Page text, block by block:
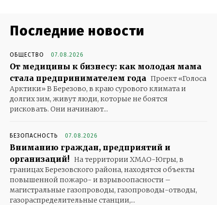
Последние новости
ОБЩЕСТВО 07.08.2026
От медицины к бизнесу: как молодая мама
стала предпринимателем года Проект «Голоса
Арктики» В Березово, в краю сурового климата и
долгих зим, живут люди, которые не боятся
рисковать. Они начинают...
БЕЗОПАСНОСТЬ 07.08.2026
Вниманию граждан, предприятий и
организаций! На территории ХМАО-Югры, в
границах Березовского района, находятся объекты
повышенной пожаро- и взрывоопасности –
магистральные газопроводы, газопроводы-отводы,
газораспределительные станции,...